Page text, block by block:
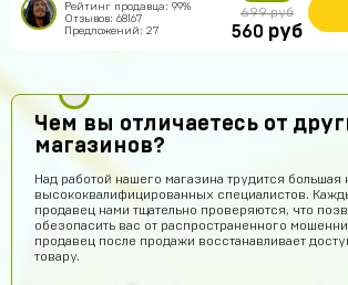
Рейтинг продавца: 99%
Отзывов: 68167
Предложений: 27
699 руб
560 руб
Чем вы отличаетесь от
магазинов?
Над работой нашего магазина трудится большая
высококвалифицированных специалистов.
продавец нами тщательно проверяются, что
обезопасить вас от распространенного
продавец после продажи восстанавливает
товару.